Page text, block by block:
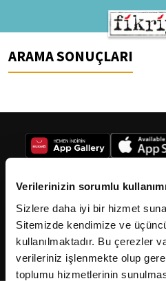
Verilerinizin sorumlu
Sizlere daha iyi bir hizmet
Sitemizde kendimize ve
kullanılmaktadır. Bu çerezler
verileriniz işlenmekte olup
toplumu hizmetlerinin
ARAMA SONUÇLARI
2026Fikriyat. Tüm hakları